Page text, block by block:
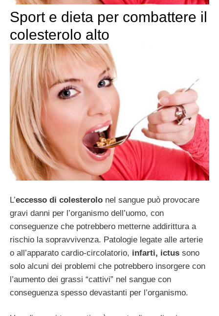
Sport e dieta per combattere il
colesterolo alto
L’eccesso di colesterolo nel sangue può provocare
gravi danni per l’organismo dell’uomo, con
conseguenze che potrebbero metterne addirittura a
rischio la sopravvivenza. Patologie legate alle arterie
o all’apparato cardio-circolatorio, infarti, ictus sono
solo alcuni dei problemi che potrebbero insorgere con
l’aumento dei grassi “cattivi” nel sangue con
conseguenza spesso devastanti per l’organismo.